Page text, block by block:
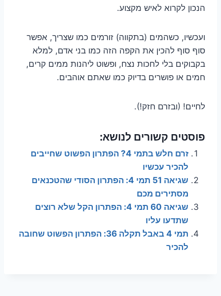
הנכון לקרוא לאיש מקצוע.
ועכשיו, כשהמים (בתקווה) זורמים כמו שצריך, אפשר
סוף סוף להכין את הקפה הזה כמו בני אדם, למלא
בקבוקים בלי לחכות נצח, ופשוט ליהנות ממים קרים,
חמים או פושרים בדיוק כמו שאתם אוהבים.
לחיים! (ובזרם חזק!).
פוסטים קשורים לנושא:
זרם חלש בתמי 4? הפתרון הפשוט שחייבים
להכיר עכשיו
שגיאה 51 תמי 4: הפתרון הסודי שהטכנאים
מסתירים מכם
שגיאה 60 תמי 4: הפתרון הקל שלא רוצים
שתדעו עליו
תמי 4 באבל תקלה 36: הפתרון הפשוט שחובה
להכיר